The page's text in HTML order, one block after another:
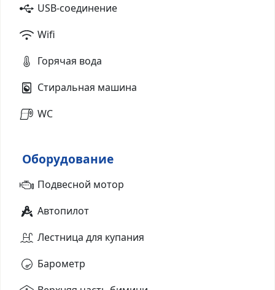
USB-соединение
Wifi
Горячая вода
Стиральная машина
WC
Оборудование
Подвесной мотор
Автопилот
Лестница для купания
Барометр